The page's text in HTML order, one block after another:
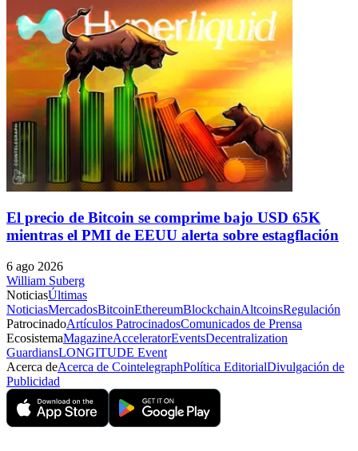
El precio de Bitcoin se comprime bajo USD 65K
mientras el PMI de EEUU alerta sobre estagflación
6 ago 2026
William Suberg
NoticiasÚltimas
NoticiasMercadosBitcoinEthereumBlockchainAltcoinsRegulación
PatrocinadoArtículos PatrocinadosComunicados de Prensa
EcosistemaMagazineAcceleratorEventsDecentralization
GuardiansLONGITUDE Event
Acerca deAcerca de CointelegraphPolítica EditorialDivulgación de
Publicidad